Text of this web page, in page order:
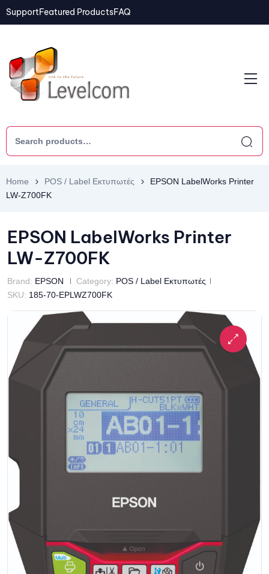
SupportFeatured ProductsFAQ
Home POS / Label Εκτυπωτές
EPSON LabelWorks Printer
LW-Z700FK
EPSON LabelWorks Printer
LW-Z700FK
Brand: EPSON Category: POS / Label Εκτυπωτές
SKU: 185-70-EPLWZ700FK